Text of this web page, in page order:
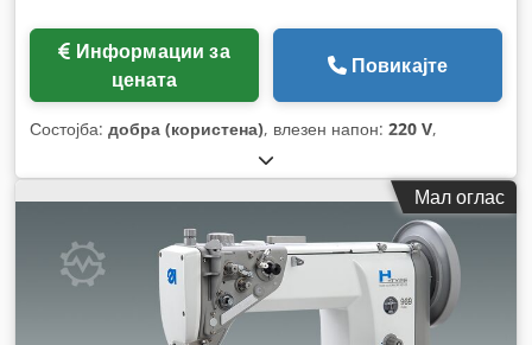
цената
Повикајте
Состојба: добра (користена), влезен напон: 220 V,
Мал оглас